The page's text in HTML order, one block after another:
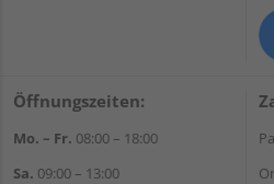
Öffnungszeiten:
Mo. – Fr. 08:00 – 18:00
Sa. 09:00 – 13:00